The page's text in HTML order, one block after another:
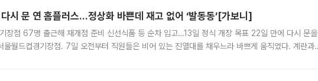
시 문 연 홈플러스…정상화 바쁜데 재고 없어 ‘발동동’[가보니]
장점 67명 출근해 재개점 준비 신선식품 등 순차 입고…13일 정식 개장 목표 22일 만에 다시 문을
울월드컵경기장점. 7일 오전부터 직원들은 비어 있는 진열대를 채우느라 바쁘게 움직였다. 계란과